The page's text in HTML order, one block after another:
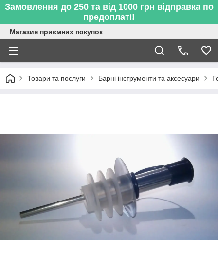
Замовлення до 250 та від 1000 грн відправка по
предоплаті!
Магазин приємних покупок
Товари та послуги Барні інструменти та аксесуари